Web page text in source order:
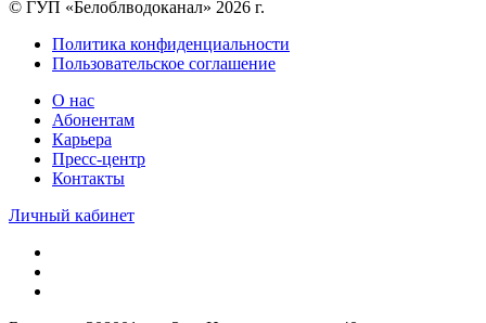
© ГУП «Белоблводоканал» 2026 г.
Политика конфиденциальности
Пользовательское соглашение
О нас
Абонентам
Карьера
Пресс-центр
Контакты
Личный кабинет